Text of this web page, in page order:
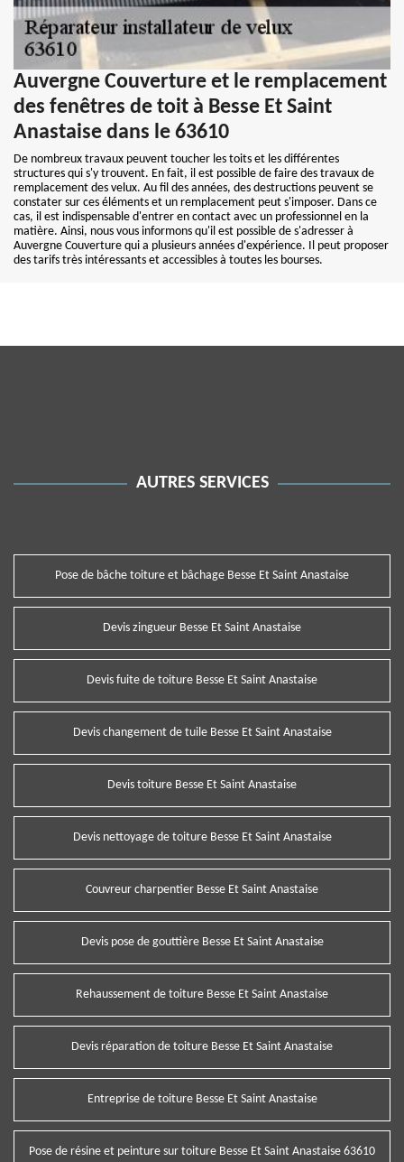
Auvergne Couverture et le remplacement
des fenêtres de toit à Besse Et Saint
Anastaise dans le 63610
De nombreux travaux peuvent toucher les toits et les différentes
structures qui s'y trouvent. En fait, il est possible de faire des travaux de
remplacement des velux. Au fil des années, des destructions peuvent se
constater sur ces éléments et un remplacement peut s'imposer. Dans ce
cas, il est indispensable d'entrer en contact avec un professionnel en la
matière. Ainsi, nous vous informons qu'il est possible de s'adresser à
Auvergne Couverture qui a plusieurs années d'expérience. Il peut proposer
des tarifs très intéressants et accessibles à toutes les bourses.
AUTRES SERVICES
Pose de bâche toiture et bâchage Besse Et Saint Anastaise
Devis zingueur Besse Et Saint Anastaise
Devis fuite de toiture Besse Et Saint Anastaise
Devis changement de tuile Besse Et Saint Anastaise
Devis toiture Besse Et Saint Anastaise
Devis nettoyage de toiture Besse Et Saint Anastaise
Couvreur charpentier Besse Et Saint Anastaise
Devis pose de gouttière Besse Et Saint Anastaise
Rehaussement de toiture Besse Et Saint Anastaise
Devis réparation de toiture Besse Et Saint Anastaise
Entreprise de toiture Besse Et Saint Anastaise
Pose de résine et peinture sur toiture Besse Et Saint Anastaise 63610